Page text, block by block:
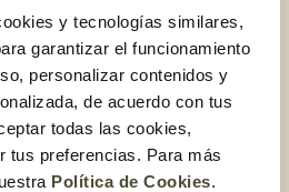
y tecnologías similares,
garantizar el funcionamiento
personalizar contenidos y
de acuerdo con tus
todas las cookies,
tus preferencias. Para más
Política de Cookies.
hasta finales del siglo XVIII
cultivarse con fines alimentarios
hasta hacerse muy popular.
son los de color rojo,
tomates cherry amarillos, naranjas,
y de diferentes variedades: